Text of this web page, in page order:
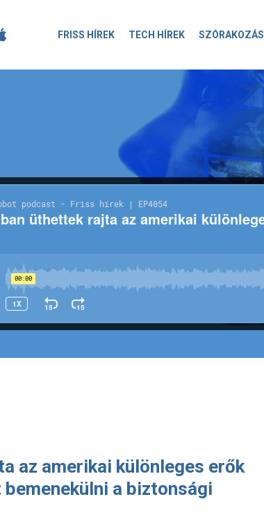
FRISS HÍREK TECH HÍREK SZÓRAKOZÁS
az amerikai különleges erők
a biztonsági